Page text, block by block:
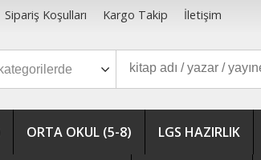
Sipariş Koşulları Kargo Takip İletişim
ORTA OKUL (5-8) LGS HAZIRLIK